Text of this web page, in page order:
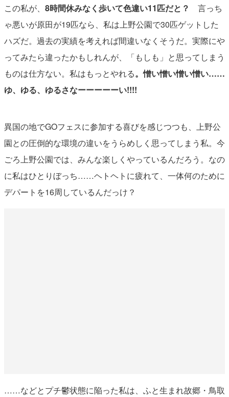
この私が、 8時間休みなく歩いて色違い11匹だと？
言っち
ゃ悪いが原田が19匹なら、私は上野公園で30匹ゲットした
ハズだ。過去の実績を考えれば間違いなくそうだ。実際にや
ってみたら違ったかもしれんが、「もしも」と思ってしまう
ものは仕方ない。私はもっとやれる。憎い憎い憎い憎い……
ゆ、ゆる、ゆるさなーーーーーい!!!!
異国の地でGOフェスに参加する喜びを感じつつも、上野公
園との圧倒的な環境の違いをうらめしく思ってしまう私。今
ごろ上野公園では、みんな楽しくやっているんだろう。なの
に私はひとりぼっち……ヘトヘトに疲れて、一体何のために
デパートを16周しているんだっけ？
……などとプチ鬱状態に陥った私は、ふと生まれ故郷・鳥取